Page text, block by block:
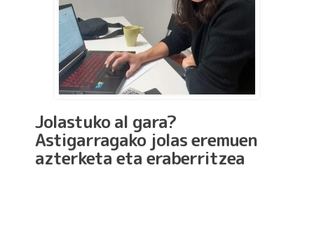
Jolastuko al gara?
Astigarragako jolas eremuen
azterketa eta eraberritzea